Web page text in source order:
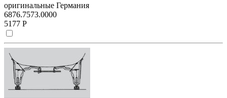
оригинальные Германия
6876.7573.0000
5177 Р